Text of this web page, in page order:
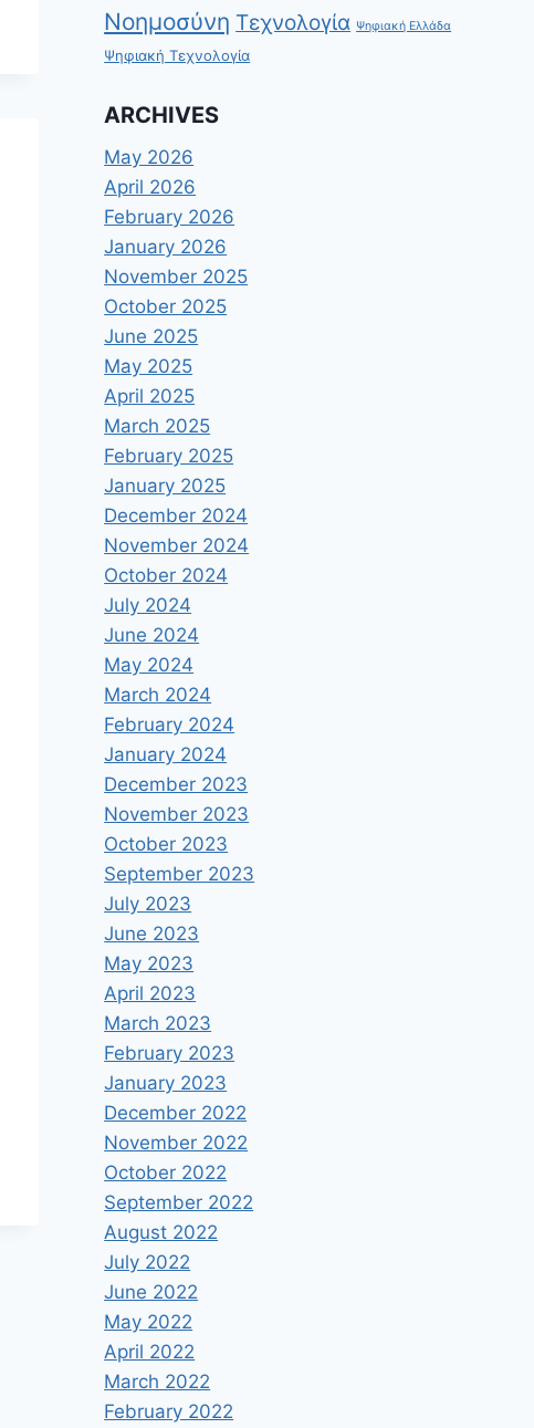
Νοημοσύνη Τεχνολογία Ψηφιακή Ελλάδα
Ψηφιακή Τεχνολογία
ARCHIVES
May 2026
April 2026
February 2026
January 2026
November 2025
October 2025
June 2025
May 2025
April 2025
March 2025
February 2025
January 2025
December 2024
November 2024
October 2024
July 2024
June 2024
May 2024
March 2024
February 2024
January 2024
December 2023
November 2023
October 2023
September 2023
July 2023
June 2023
May 2023
April 2023
March 2023
February 2023
January 2023
December 2022
November 2022
October 2022
September 2022
August 2022
July 2022
June 2022
May 2022
April 2022
March 2022
February 2022